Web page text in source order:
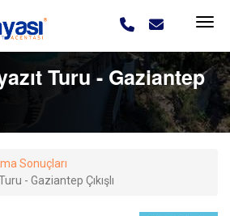
Turu - Gaziantep
Sonuçları
- Gaziantep Çıkışlı